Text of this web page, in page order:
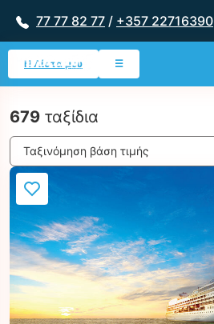
77 77 82 77 / +357 22716390
Η Λίστα μου ☰
679 ταξίδια